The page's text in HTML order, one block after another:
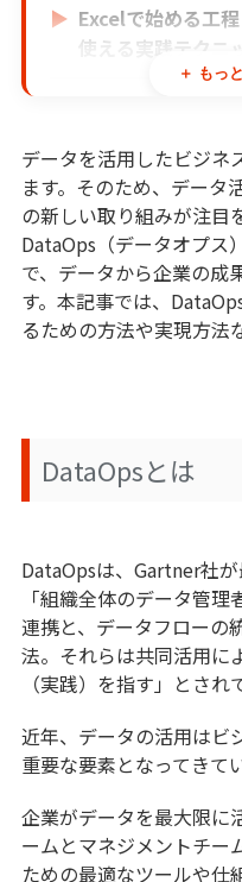
Excelで始める工
使える実践テクニ
脱Excelは本当に
で限界な領域”と
Excelはなぜ使わ
リットと活用すべ
脱Excelが必要な6
ロとの違いを比較
“あの人しか触れ
｜属人化脱却の進
＋ もっ
データを活用したビジネ
ます。そのため、データ
の新しい取り組みが注目
DataOps（データオプス
で、データから企業の成
す。本記事では、
るための方法や実現方法
DataOpsとは
DataOpsは、Gartner社
「組織全体のデータ管
連携と、データフローの
法。それらは共同活用に
（実践）を指す」とされ
近年、データの活用はビ
重要な要素となってきて
企業がデータを最大限に
ームとマネジメントチー
ための最適なツールや仕